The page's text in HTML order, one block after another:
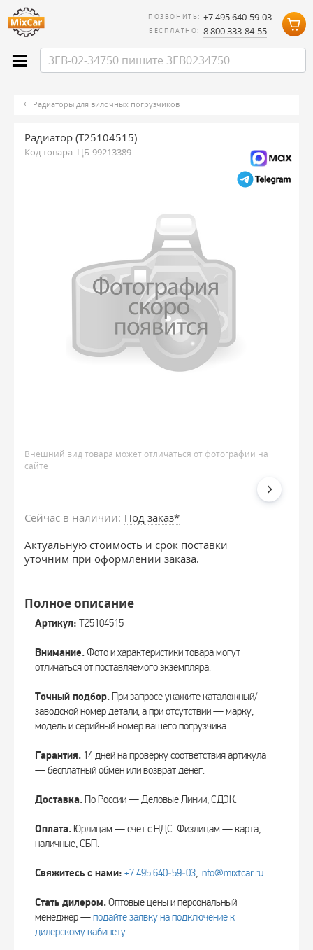
ПОЗВОНИТЬ: +7 495 640-59-03
БЕСПЛАТНО: 8 800 333-84-55
Радиаторы для вилочных погрузчиков
Радиатор (T25104515)
Код товара: ЦБ-99213389
Внешний вид товара может отличаться от фотографии на
сайте
Сейчас в наличии: Под заказ*
Актуальную стоимость и срок поставки
уточним при оформлении заказа.
Полное описание
Артикул: T25104515
Внимание.Фото и характеристики товара могут
отличаться от поставляемого экземпляра.
Точный подбор.При запросе укажите каталожный/
заводской номер детали, а при отсутствии — марку,
модель и серийный номер вашего погрузчика.
Гарантия. 14 дней на проверку соответствия артикула
— бесплатный обмен или возврат денег.
Доставка.По России — Деловые Линии, СДЭК.
Оплата. Юрлицам — счёт с НДС. Физлицам — карта,
наличные, СБП.
Свяжитесь с нами: +7 495 640‑59‑03, info@mixtcar.ru.
Стать дилером.Оптовые цены и персональный
менеджер —подайте заявку на подключение к
дилерскому кабинету.